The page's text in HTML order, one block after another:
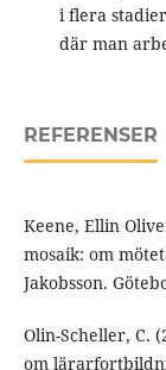
i flera
där man
REFERENSER
Keene, Ellin
mosaik: om
Jakobsson.
Olin-Scheller, C.
om